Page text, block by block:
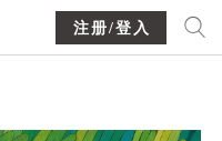
注册/登入